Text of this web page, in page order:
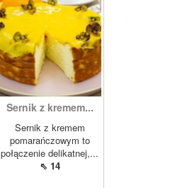
Sernik z kremem...
Sernik z kremem
pomarańczowym to
połączenie delikatnej,...
⇖ 14